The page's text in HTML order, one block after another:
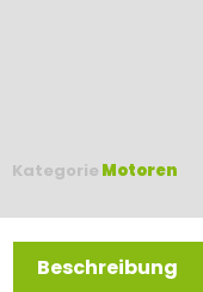
Kategorie Motoren
Beschreibung